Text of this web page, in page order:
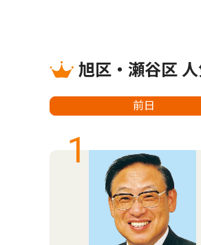
旭区・瀬谷区
前日
1